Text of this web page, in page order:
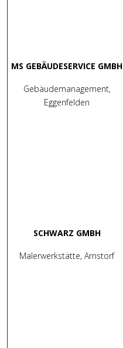
MS GEBÄUDESERVICE GMBH
Gebäudemanagement,
Eggenfelden
SCHWARZ GMBH
Malerwerkstätte, Arnstorf